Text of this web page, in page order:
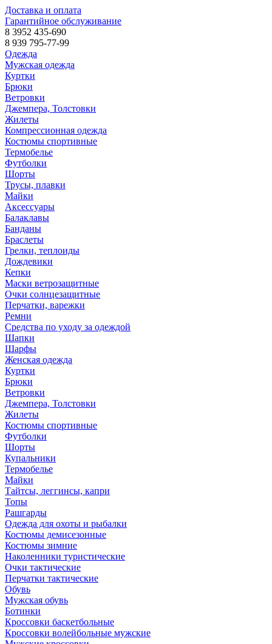
Доставка и оплата
Гарантийное обслуживание
8 3952 435-690
8 939 795-77-99
Одежда
Мужская одежда
Куртки
Брюки
Ветровки
Джемпера, Толстовки
Жилеты
Компрессионная одежда
Костюмы спортивные
Термобелье
Футболки
Шорты
Трусы, плавки
Майки
Аксессуары
Балаклавы
Банданы
Браслеты
Грелки, теплоиды
Дождевики
Кепки
Маски ветрозащитные
Очки солнцезащитные
Перчатки, варежки
Ремни
Средства по уходу за одеждой
Шапки
Шарфы
Женская одежда
Куртки
Брюки
Ветровки
Джемпера, Толстовки
Жилеты
Костюмы спортивные
Футболки
Шорты
Купальники
Термобелье
Майки
Тайтсы, леггинсы, капри
Топы
Рашгарды
Одежда для охоты и рыбалки
Костюмы демисезонные
Костюмы зимние
Наколенники туристические
Очки тактические
Перчатки тактические
Обувь
Мужская обувь
Ботинки
Кроссовки баскетбольные
Кроссовки волейбольные мужские